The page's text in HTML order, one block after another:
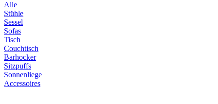
Alle
Stühle
Sessel
Sofas
Tisch
Couchtisch
Barhocker
Sitzpuffs
Sonnenliege
Accessoires